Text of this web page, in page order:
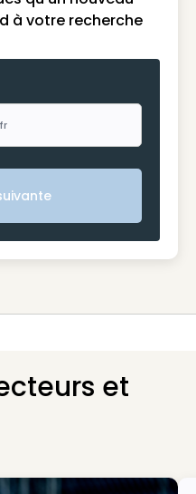
à votre recherche
suivante
et